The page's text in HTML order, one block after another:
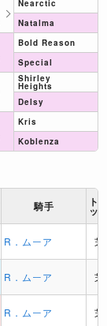
Nearctic
Natalma
Bold Reason
Special
Shirley
Heights
Delsy
Kris
Koblenza
騎手 ト
ッ
R．ムーア 芝
R．ムーア 芝
R．ムーア 芝